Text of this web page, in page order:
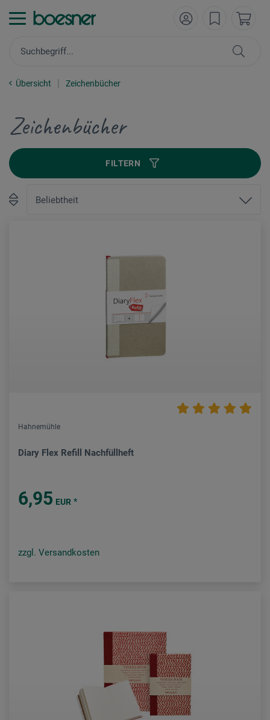
Übersicht Zeichenbücher
Zeichenbücher
FILTERN
Hahnemühle
Diary Flex Refill Nachfüllheft
6,95 EUR *
zzgl. Versandkosten